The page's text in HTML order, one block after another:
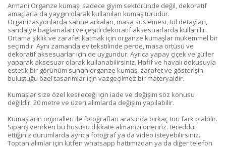
Armani Organze kumaşı sadece giyim sektöründe değil, dekoratif
amaçlarla da yaygın olarak kullanılan kumaş türüdür.
Organizasyonlarda sahne arkaları, masa süslemesi, tül detayları,
sandalye bağlamaları ve çeşitli dekoratif aksesuarlarda kullanılır.
Ortama şıklık ve zarafet katmak için organze kumaşlar mükemmel bir
seçimdir. Aynı zamanda ev tekstilinde perde, masa örtüsü ve
dekoratif aksesuarlar için de uygundur. Ayrıca yapay çiçek ve güller
yaparak aksesuar olarak kullanabilirsiniz. Hafif ve havalı dokusuyla
estetik bir görünüm sunan organze kumaş, zarafet ve gösterişin
buluştuğu özel tasarımlar için vazgeçilmez bir materyaldir.
Kumaşlar size özel kesileceği için iade ve değişim söz konusu
değildir. 20 metre ve üzeri alımlarda değişim yapılabilir.
Kumaşların orijinalleri ile fotoğrafları arasında birkaç ton fark olabilir.
Sipariş verirken bu hususu dikkate almanızı öneririz. tereddüt
ettiğiniz durumlarda ayrıca fotoğraf ya da video isteyebilirsiniz.
Toptan alımlar için lütfen whatsapp hattımızdan ya da diğer telefon